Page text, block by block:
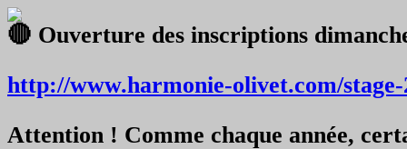
Ouverture des inscriptions
http://www.harmonie-olivet.com/
Attention ! Comme chaque année,